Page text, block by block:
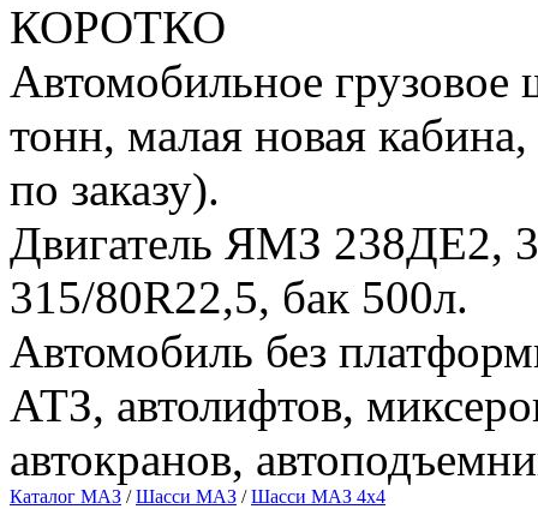
КОРОТКО
Автомобильное
тонн, малая новая
по заказу).
Двигатель ЯМЗ 238ДЕ2,
315/80R22,5, бак 500л.
Автомобиль без
АТЗ, автолифтов,
автокранов,
Каталог MAЗ /Шасси МАЗ /Шасси МАЗ 4х4